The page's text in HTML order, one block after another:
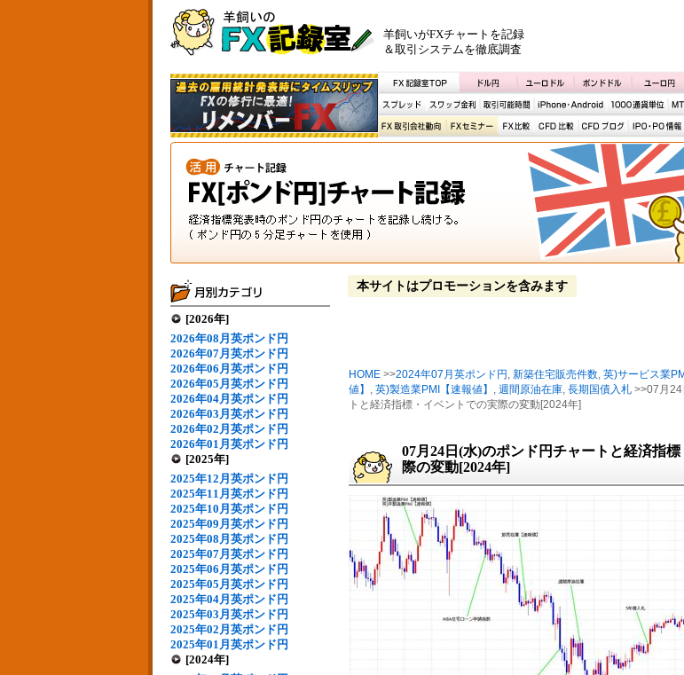
羊飼いがFXチャートを記録
＆取引システムを徹底調査
[2026年]
2026年08月英ポンド円
2026年07月英ポンド円
2026年06月英ポンド円
2026年05月英ポンド円
2026年04月英ポンド円
2026年03月英ポンド円
2026年02月英ポンド円
2026年01月英ポンド円
[2025年]
2025年12月英ポンド円
2025年11月英ポンド円
2025年10月英ポンド円
2025年09月英ポンド円
2025年08月英ポンド円
2025年07月英ポンド円
2025年06月英ポンド円
2025年05月英ポンド円
2025年04月英ポンド円
2025年03月英ポンド円
2025年02月英ポンド円
2025年01月英ポンド円
[2024年]
本サイトはプロモーションを含みます
HOME >>2024年07月英ポンド円 , 新築住宅販売件数, 英)サービス業
値】 , 英)製造業PMI【速報値】 , 週間原油在庫, 長期国債入札 >>07月24
トと経済指標・イベントでの実際の変動[2024年]
07月24日(水)のポンド円チャートと経済指
際の変動[2024年]